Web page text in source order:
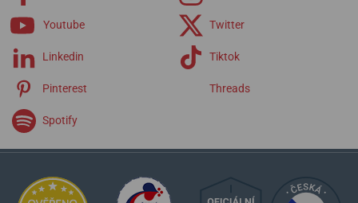
Youtube Twitter
Linkedin Tiktok
Pinterest Threads
Spotify